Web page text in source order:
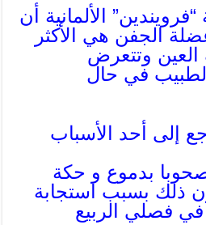
الألمانية أن
الجفن هي الأكثر
وتتعرض
في حال
إلى أحد الأسباب
بدموع و حكة
ذلك بسبب استجابة
فصلي الربيع